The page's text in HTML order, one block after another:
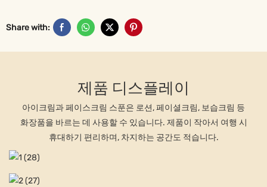
Share with:
제품 디스플레이
아이크림과 페이스크림 스푼은 로션, 페이셜크림, 보습크림 등
화장품을 바르는 데 사용할 수 있습니다. 제품이 작아서 여행 시
휴대하기 편리하며, 차지하는 공간도 적습니다.